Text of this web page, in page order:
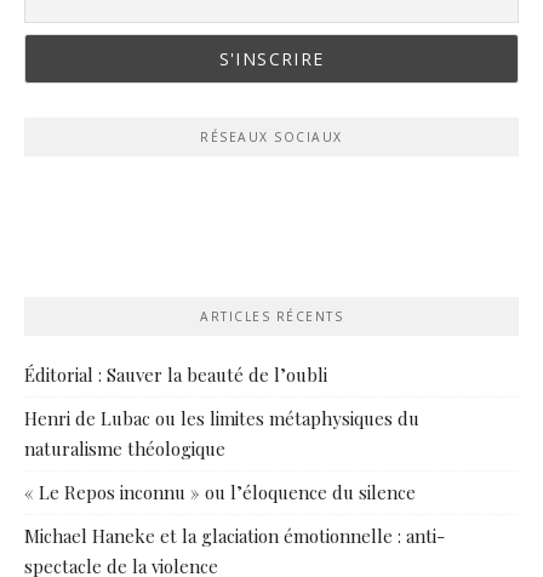
RÉSEAUX SOCIAUX
ARTICLES RÉCENTS
Éditorial : Sauver la beauté de l’oubli
Henri de Lubac ou les limites métaphysiques du
naturalisme théologique
« Le Repos inconnu » ou l’éloquence du silence
Michael Haneke et la glaciation émotionnelle : anti-
spectacle de la violence